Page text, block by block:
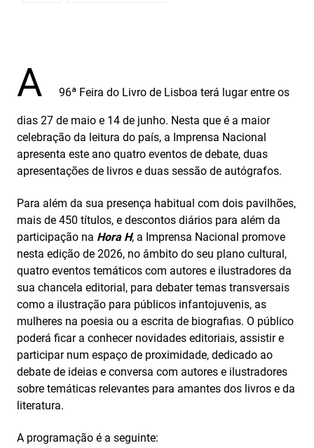
A 96ª Feira do Livro de Lisboa terá lugar entre os
dias 27 de maio e 14 de junho. Nesta que é a maior
celebração da leitura do país, a Imprensa Nacional
apresenta este ano quatro eventos de debate, duas
apresentações de livros e duas sessão de autógrafos.
Para além da sua presença habitual com dois pavilhões,
mais de 450 títulos, e descontos diários para além da
participação na Hora H, a Imprensa Nacional promove
nesta edição de 2026, no âmbito do seu plano cultural,
quatro eventos temáticos com autores e ilustradores da
sua chancela editorial, para debater temas transversais
como a ilustração para públicos infantojuvenis, as
mulheres na poesia ou a escrita de biografias. O público
poderá ficar a conhecer novidades editoriais, assistir e
participar num espaço de proximidade, dedicado ao
debate de ideias e conversa com autores e ilustradores
sobre temáticas relevantes para amantes dos livros e da
literatura.
A programação é a seguinte: